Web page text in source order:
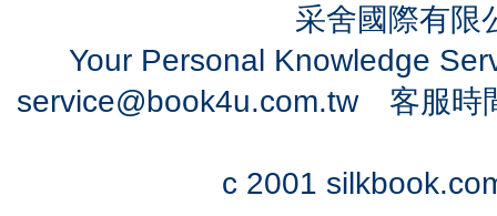
采舍國際有
Your Personal Knowledge
service@book4u.com.tw客服時
c 2001